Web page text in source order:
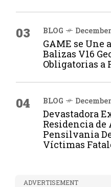
03 BLOG
GAME se Une
Balizas V16
Obligatorias a
04 BLOG
Devastadora
Residencia de
Pensilvania
Víctimas
ADVERTISEMENT